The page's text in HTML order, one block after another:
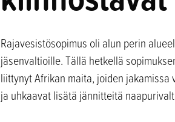
Rajavesistösopimus oli alun perin
jäsenvaltioille. Tällä hetkellä
liittynyt Afrikan maita, joiden
ja uhkaavat lisätä jännitteitä